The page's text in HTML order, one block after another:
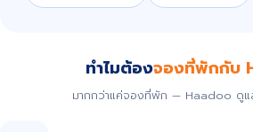
ทำไมต้องจองที่พักกับ
มากกว่าแค่จองที่พัก — Haadoo ดู